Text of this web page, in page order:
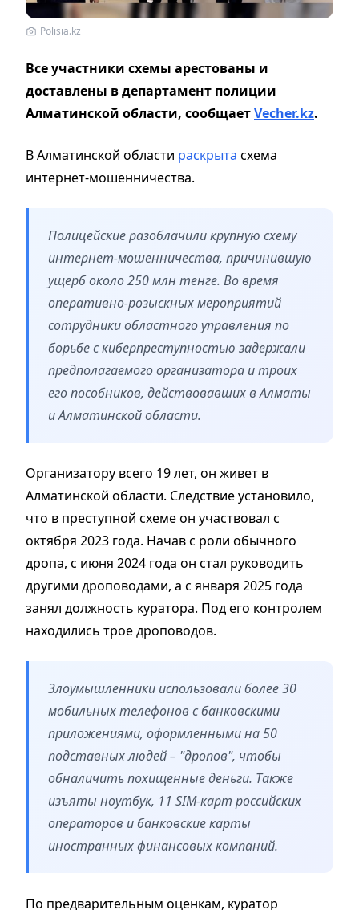
Polisia.kz
Все участники схемы арестованы и
доставлены в департамент полиции
Алматинской области, сообщаетVecher.kz.
В Алматинской области раскрыта схема
интернет-мошенничества.
Полицейские разоблачили крупную схему
интернет-мошенничества, причинившую
ущерб около 250 млн тенге. Во время
оперативно-розыскных мероприятий
сотрудники областного управления по
борьбе с киберпреступностью задержали
предполагаемого организатора и троих
его пособников, действовавших в Алматы
и Алматинской области.
Организатору всего 19 лет, он живет в
Алматинской области. Следствие установило,
что в преступной схеме он участвовал с
октября 2023 года. Начав с роли обычного
дропа, с июня 2024 года он стал руководить
другими дроповодами, а с января 2025 года
занял должность куратора. Под его контролем
находились трое дроповодов.
Злоумышленники использовали более 30
мобильных телефонов с банковскими
приложениями, оформленными на 50
подставных людей – "дропов", чтобы
обналичить похищенные деньги. Также
изъяты ноутбук, 11 SIM-карт российских
операторов и банковские карты
иностранных финансовых компаний.
По предварительным оценкам, куратор